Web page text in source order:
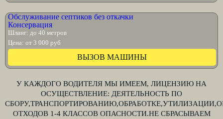
Обслуживание септиков без откачки
Консервация
Шланг: до 40 метров
Цена: от 3 000 руб
ВЫЗОВ МАШИНЫ
У КАЖДОГО ВОДИТЕЛЯ МЫ ИМЕЕМ, ЛИЦЕНЗИЮ НА
ОСУЩЕСТВЛЕНИЕ: ДЕЯТЕЛЬНОСТЬ ПО
ОТХОДОВ 1-4 КЛАССОВ ОПАСНОСТИ.НЕ СБРАСЫВАЕМ